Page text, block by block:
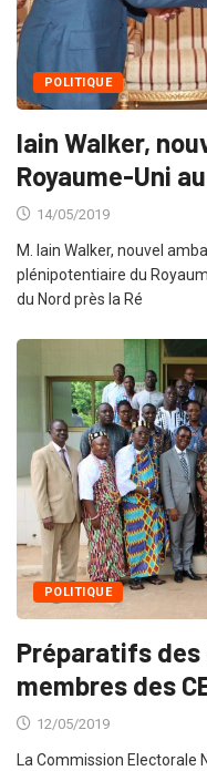
POLITIQUE
Iain Walker,
Royaume-Uni
14/05/2019
M. Iain Walker, nouvel
plénipotentiaire du
du Nord près la Ré
POLITIQUE
Préparatifs
membres des
12/05/2019
La Commission Electorale